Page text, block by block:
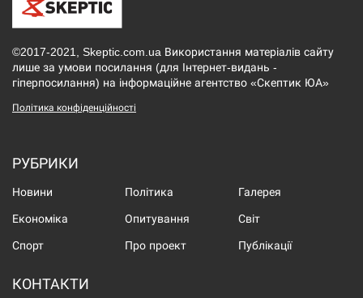
©2017-2021, Skeptic.com.ua Використання матеріалів сайту
лише за умови посилання (для Інтернет-видань -
гіперпосилання) на інформаційне агентство «Скептик ЮА»
Політика конфіденційності
РУБРИКИ
Новини Політика Галерея
Економіка Опитування Світ
Спорт Про проект Публікації
КОНТАКТИ